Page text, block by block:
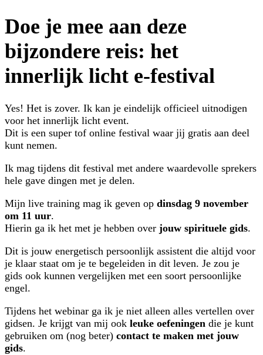
Doe je mee aan deze
bijzondere reis: het
innerlijk licht e-festival
Yes! Het is zover. Ik kan je eindelijk officieel uitnodigen
voor het innerlijk licht event.
Dit is een super tof online festival waar jij gratis aan deel
kunt nemen.
Ik mag tijdens dit festival met andere waardevolle sprekers
hele gave dingen met je delen.
Mijn live training mag ik geven op dinsdag 9 november
om 11 uur.
Hierin ga ik het met je hebben over jouw spirituele gids.
Dit is jouw energetisch persoonlijk assistent die altijd voor
je klaar staat om je te begeleiden in dit leven. Je zou je
gids ook kunnen vergelijken met een soort persoonlijke
engel.
Tijdens het webinar ga ik je niet alleen alles vertellen over
gidsen. Je krijgt van mij ook leuke oefeningen die je kunt
gebruiken om (nog beter) contact te maken met jouw
gids.